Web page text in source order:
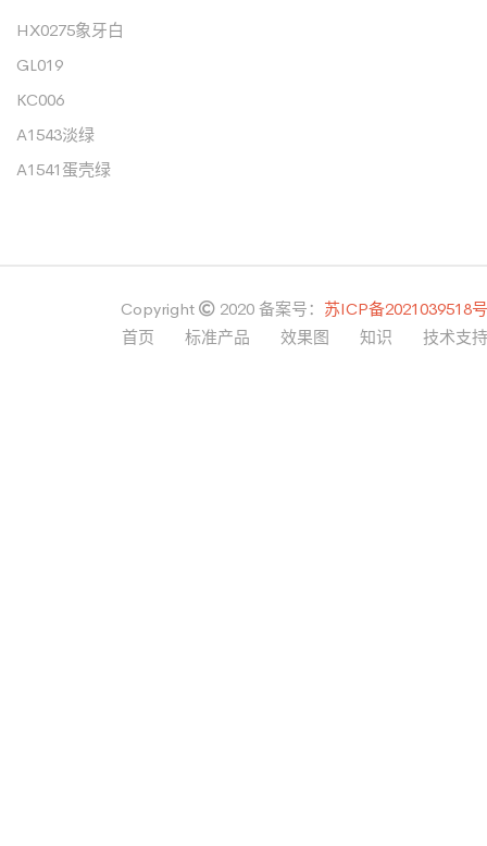
HX0275象牙白
GL019
KC006
A1543淡绿
A1541蛋壳绿
Copyright 2020 备案号： 苏ICP备2021039518号
首页
标准产品 效果图 知识 技术支持